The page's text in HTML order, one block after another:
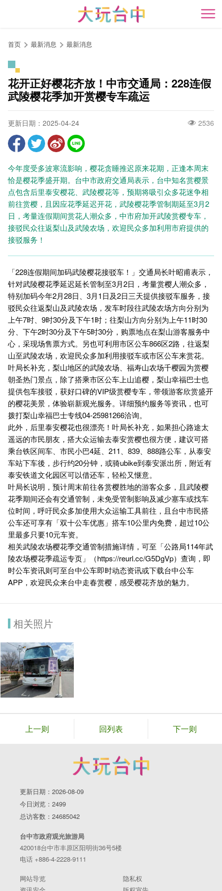
开
首页 最新消息 最新消息
花开正好樱花齐放！中市交通局：228连假
武陵樱花季加开赏樱专车疏运
更新日期：2025-04-24 2536
今年度受多波寒流影响，樱花贪睡推迟原来花期，正逢本周末
恰是樱花季盛开期。台中市政府交通局表示，台中知名赏樱景
点包含后里泰安樱花、武陵樱花等，预期将吸引众多花迷争相
前往赏樱，且因应花季延迟开花，武陵樱花季管制期延至3月2
日，考量连假期间赏花人潮众多，中市府加开武陵赏樱专车，
接驳民众往返梨山及武陵农场，欢迎民众多加利用市府提供的
接驳服务！
「228连假期间加码武陵樱花接驳车！」交通局长叶昭甫表示，
针对武陵樱花季延迟延长管制至3月2日，考量赏樱人潮众多，
特别加码今年2月28日、3月1日及2日三天提供接驳车服务，接
驳民众往返梨山及武陵农场，发车时段往武陵农场方向分别为
上午7时、9时30分及下午1时；往梨山方向分别为上午11时30
分、下午2时30分及下午5时30分，购票地点在梨山游客服务中
心，采现场售票方式。另也可利用市区公车866区2路，往返梨
山至武陵农场，欢迎民众多加利用接驳车或市区公车来赏花。
叶局长补充，梨山地区的武陵农场、福寿山农场千樱园为赏樱
朝圣热门景点，除了搭乘市区公车上山追樱，梨山幸福巴士也
提供包车接驳，获好口碑的VIP级赏樱专车，带领游客欣赏盛开
的樱花美景，体验崭新观光服务。详细预约服务等资讯，也可
拨打梨山幸福巴士专线04-25981266洽询。
此外，后里泰安樱花也很漂亮！叶局长补充，如果担心路途太
遥远的市民朋友，搭大众运输去泰安赏樱也很方便，建议可搭
乘台铁区间车、市民小巴4延、211、839、888路公车，从泰安
车站下车後，步行约20分钟，或骑ubike到泰安派出所，附近有
泰安铁道文化园区可以借还车，轻松又惬意。
叶局长说明，预计周末前往各赏樱胜地的游客众多，且武陵樱
花季期间还会有交通管制，未免受管制影响及减少塞车或找车
位时间，呼吁民众多加使用大众运输工具前往，且台中市民搭
公车还可享有「双十公车优惠」搭车10公里内免费，超过10公
里最多只要10元车资。
相关武陵农场樱花季交通管制措施详情，可至「公路局114年武
陵农场樱花季疏运专页」（https://reurl.cc/G5DgVp）查询，即
时公车资讯则可至台中公车即时动态资讯或下载台中公车
APP，欢迎民众来台中走春赏樱，感受樱花齐放的魅力。
相关照片
上一则 回列表 下一则
更新日期：2026-08-09
今日浏览：2499
总访客数：24685042
台中市政府观光旅游局
420018台中市丰原区阳明街36号5楼
电话 +886-4-2228-9111
网站导览
隐私权